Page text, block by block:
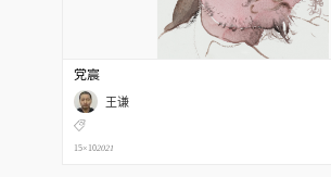
党震
王谦
15×102021